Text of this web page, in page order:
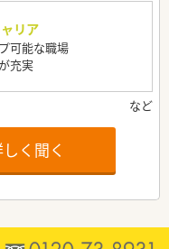
リア
可能な職場
充実
く聞く